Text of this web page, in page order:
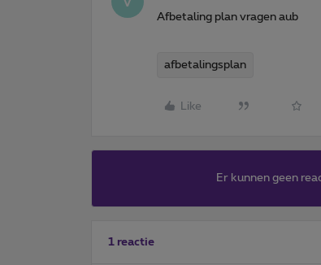
Afbetaling plan vragen aub
afbetalingsplan
Like
Er kunnen geen
1 reactie